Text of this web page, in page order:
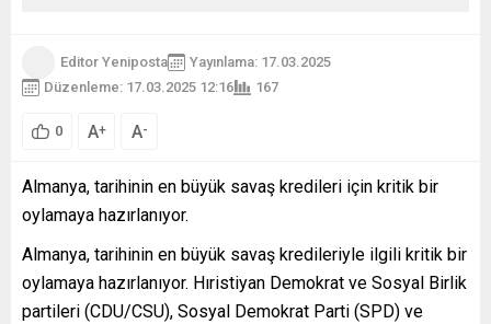
Editor Yeniposta
Yayınlama: 17.03.2025
Düzenleme: 17.03.2025 12:16
167
0 A+ A-
Almanya, tarihinin en büyük savaş kredileri için kritik bir
oylamaya hazırlanıyor.
Almanya, tarihinin en büyük savaş kredileriyle ilgili kritik bir
oylamaya hazırlanıyor. Hıristiyan Demokrat ve Sosyal Birlik
partileri (CDU/CSU), Sosyal Demokrat Parti (SPD) ve